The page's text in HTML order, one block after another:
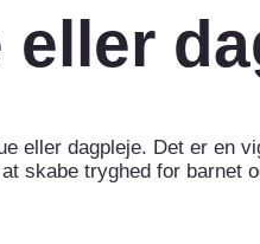
eller dagpleje. Det er en
skabe tryghed for